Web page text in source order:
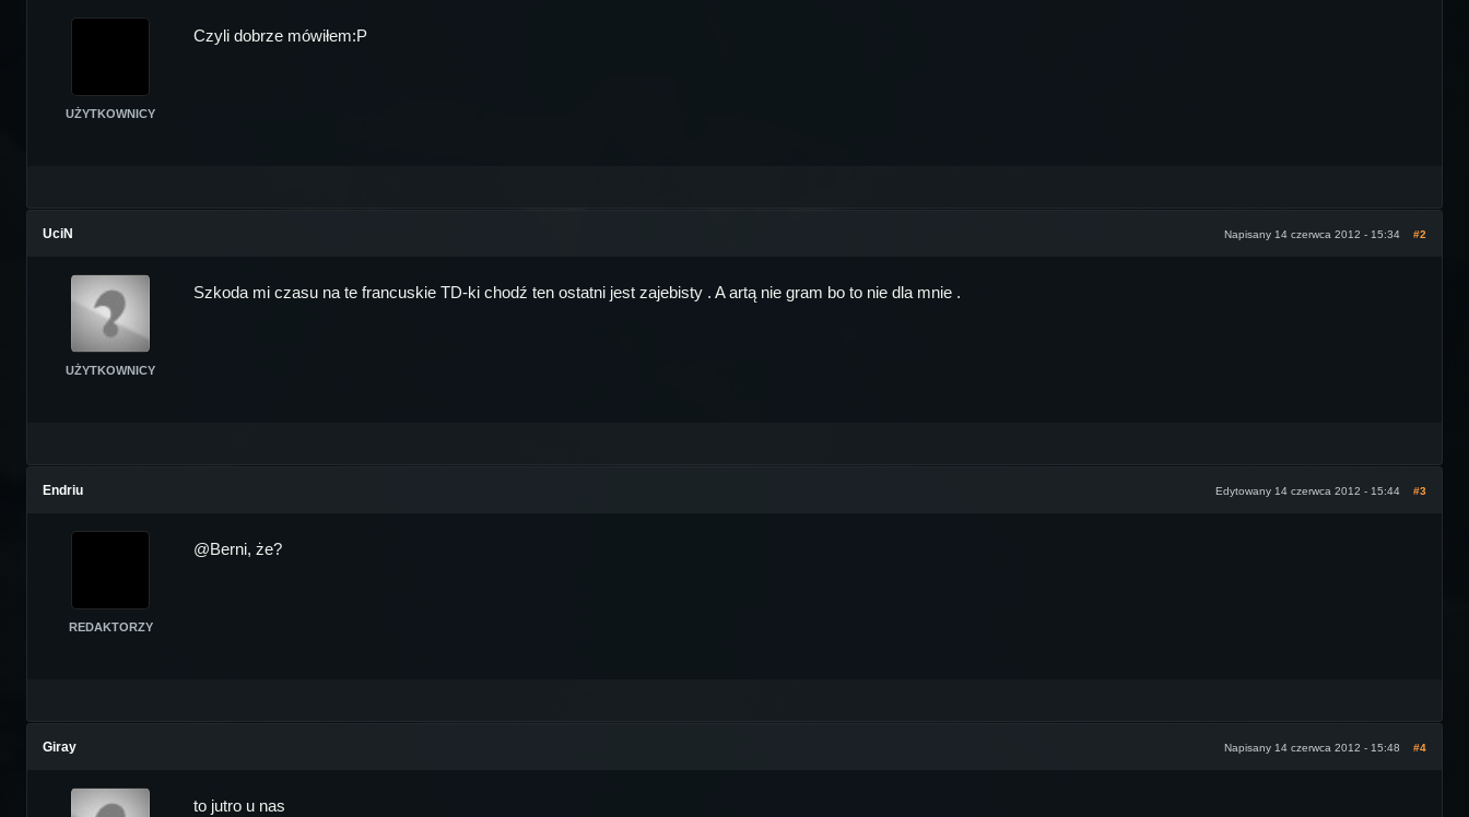
UŻYTKOWNICY
Czyli dobrze mówiłem:P
UciN Napisany 14 czerwca 2012 - 15:34 #2
UŻYTKOWNICY
Szkoda mi czasu na te francuskie TD-ki chodź ten ostatni jest zajebisty . A artą nie gram bo to nie dla mnie .
Endriu Edytowany 14 czerwca 2012 - 15:44 #3
REDAKTORZY
@Berni, że?
Giray Napisany 14 czerwca 2012 - 15:48 #4
to jutro u nas